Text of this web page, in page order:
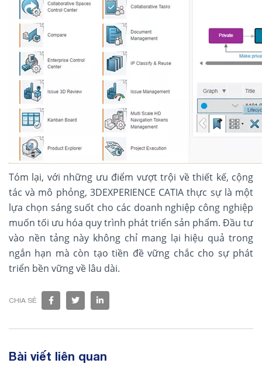
Tóm lại, với những ưu điểm vượt trội về thiết kế, cộng
tác và mô phỏng, 3DEXPERIENCE CATIA thực sự là một
lựa chọn sáng suốt cho các doanh nghiệp công nghiệp
muốn tối ưu hóa quy trình phát triển sản phẩm. Đầu tư
vào nền tảng này không chỉ mang lại hiệu quả trong
ngắn hạn mà còn tạo tiền đề vững chắc cho sự phát
triển bền vững về lâu dài.
CHIA SẺ
Bài viết liên quan